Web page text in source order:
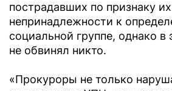
пострадавших по признаку их
непринадлежности к
социальной группе, однако
не обвинял никто.
«Прокуроры не только